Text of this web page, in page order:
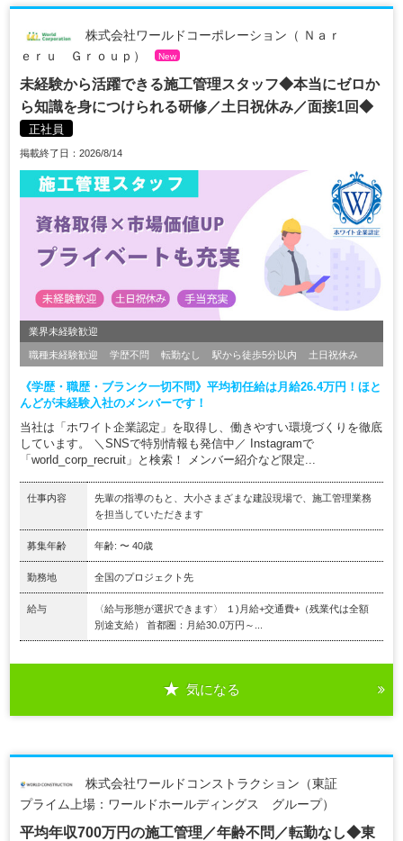
株式会社ワールドコーポレーション（ Ｎａｒ
ｅｒｕ Ｇｒｏｕｐ）
New
未経験から活躍できる施工管理スタッフ◆本当にゼロか
ら知識を身につけられる研修／土日祝休み／面接1回◆
正社員
掲載終了日：2026/8/14
業界未経験歓迎
職種未経験歓迎 学歴不問 転勤なし 駅から徒歩5分以内 土日祝休み
《学歴・職歴・ブランク一切不問》平均初任給は月給26.4万円！ほと
んどが未経験入社のメンバーです！
当社は「ホワイト企業認定」を取得し、働きやすい環境づくりを徹底
しています。 ＼SNSで特別情報も発信中／ Instagramで
「world_corp_recruit」と検索！ メンバー紹介など限定...
仕事内容
先輩の指導のもと、大小さまざまな建設現場で、施工管理業務
を担当していただきます
募集年齢 年齢: 〜 40歳
勤務地 全国のプロジェクト先
給与
〈給与形態が選択できます〉 １)月給+交通費+（残業代は全額
別途支給） 首都圏：月給30.0万円～...
気になる
株式会社ワールドコンストラクション（東証
プライム上場：ワールドホールディングス グループ）
平均年収700万円の施工管理／年齢不問／転勤なし◆東